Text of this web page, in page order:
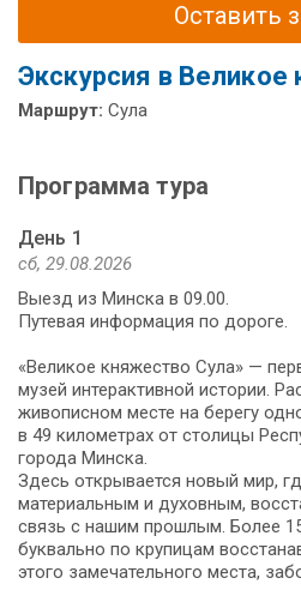
Оставить
Экскурсия в
Маршрут: Сула
Программа тура
День 1
сб, 29.08.2026
Выезд из Минска в 09.00.
Путевая информация по дороге.
«Великое княжество Сула» —
музей интерактивной истории.
живописном месте на берегу
в 49 километрах от столицы
города Минска.
Здесь открывается новый мир,
материальным и духовным,
связь с нашим прошлым. Более
буквально по крупицам
этого замечательного места,